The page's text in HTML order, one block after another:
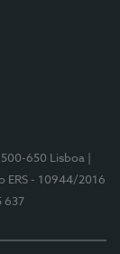
650 Lisboa
ERS - 10944/2016
637